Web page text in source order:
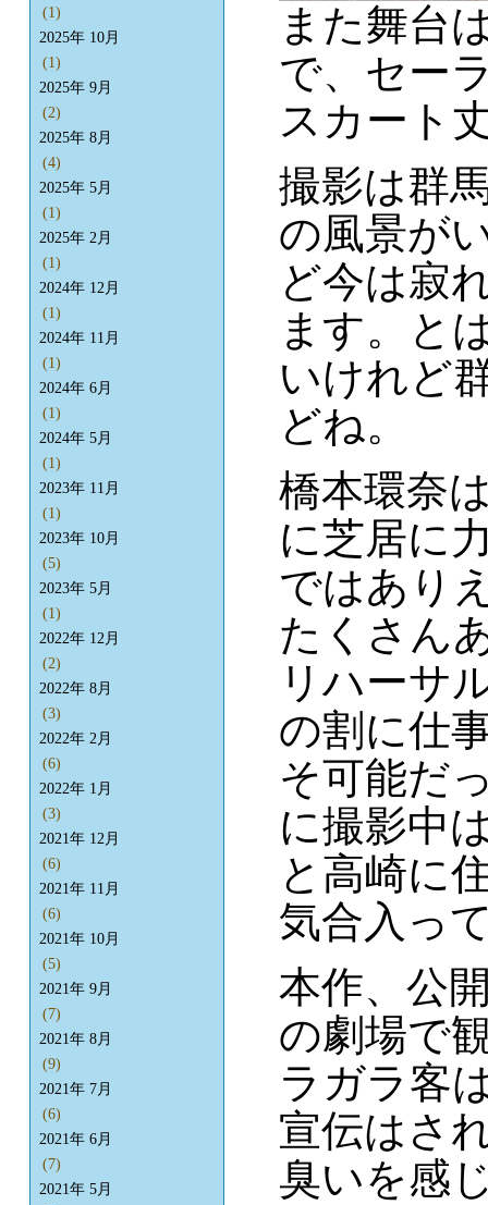
また舞台
で、セー
スカート
撮影は群
の風景が
ど今は寂
ます。と
いけれど
どね。
橋本環奈
に芝居に
ではあり
たくさん
リハーサ
の割に仕
そ可能だ
に撮影中
と高崎に
気合入っ
本作、公
の劇場で
ラガラ客
宣伝はさ
臭いを感
(1)
2025年 10月
(1)
2025年 9月
(2)
2025年 8月
(4)
2025年 5月
(1)
2025年 2月
(1)
2024年 12月
(1)
2024年 11月
(1)
2024年 6月
(1)
2024年 5月
(1)
2023年 11月
(1)
2023年 10月
(5)
2023年 5月
(1)
2022年 12月
(2)
2022年 8月
(3)
2022年 2月
(6)
2022年 1月
(3)
2021年 12月
(6)
2021年 11月
(6)
2021年 10月
(5)
2021年 9月
(7)
2021年 8月
(9)
2021年 7月
(6)
2021年 6月
(7)
2021年 5月